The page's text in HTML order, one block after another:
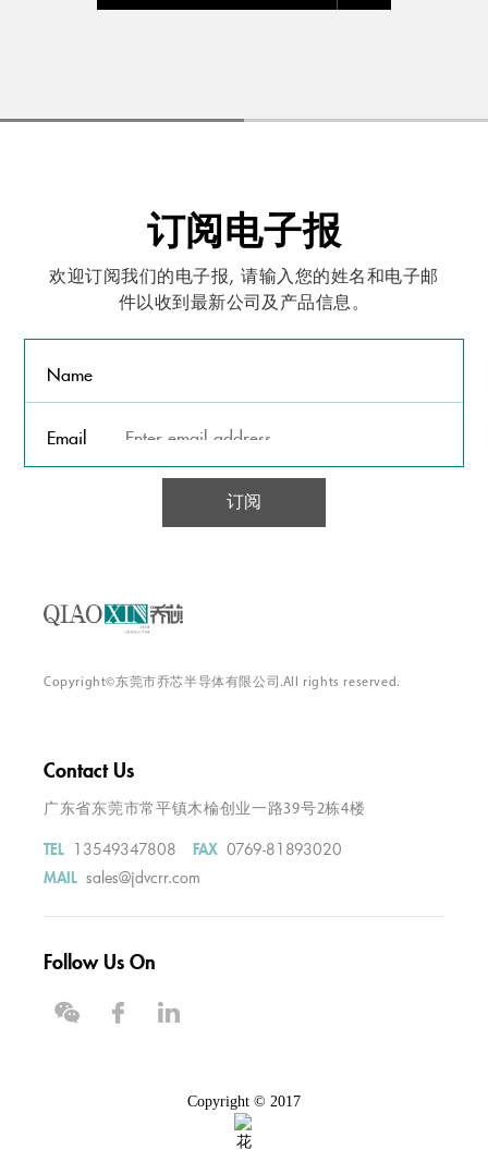
订阅电子报
欢迎订阅我们的电子报, 请输入您的姓名和电子邮
件以收到最新公司及产品信息。
Name
Email
订阅
Copyright©东莞市乔芯半导体有限公司.All rights reserved.
Contact Us
广东省东莞市常平镇木棆创业一路39号2栋4楼
TEL 13549347808 FAX 0769-81893020
MAIL sales@jdvcrr.com
Follow Us On
Copyright © 2017